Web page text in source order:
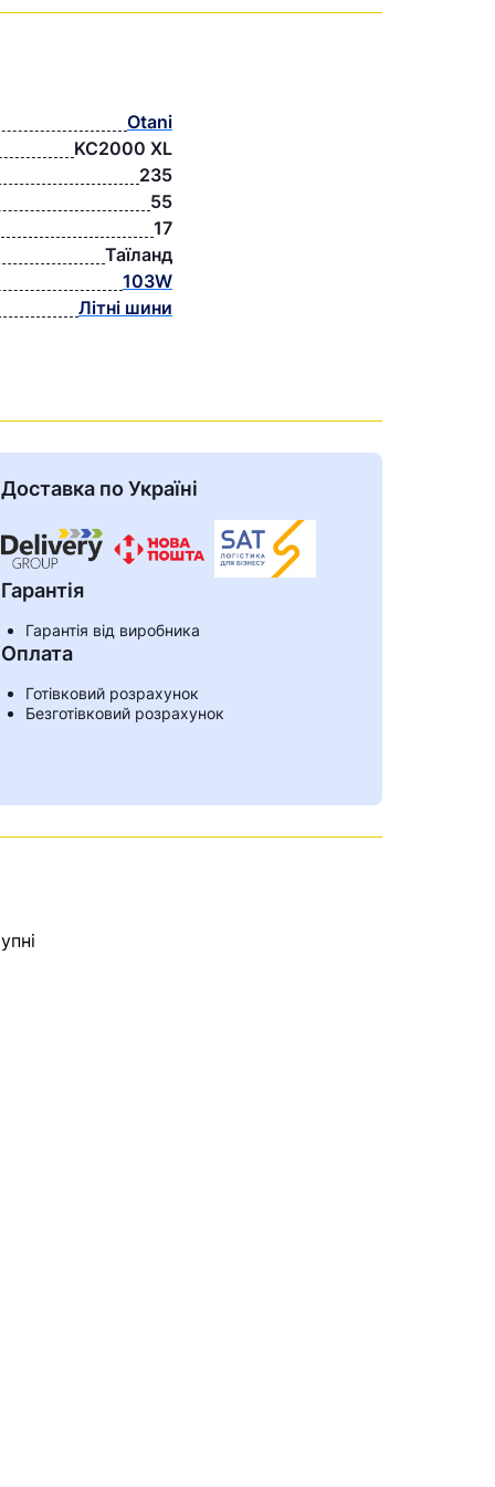
Otani
KC2000 XL
235
55
17
Таїланд
103W
Літні шини
Доставка по Україні
Гарантія
Гарантія від виробника
Оплата
Готівковий розрахунок
Безготівковий розрахунок